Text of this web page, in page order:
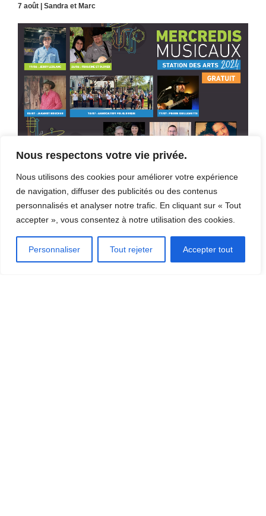
Nous respectons votre vie privée.
Nous utilisons des cookies pour améliorer votre expérience
de navigation, diffuser des publicités ou des contenus
personnalisés et analyser notre trafic. En cliquant sur « Tout
accepter », vous consentez à notre utilisation des cookies.
Personnaliser Tout rejeter Accepter tout
7 août | Sandra et Marc